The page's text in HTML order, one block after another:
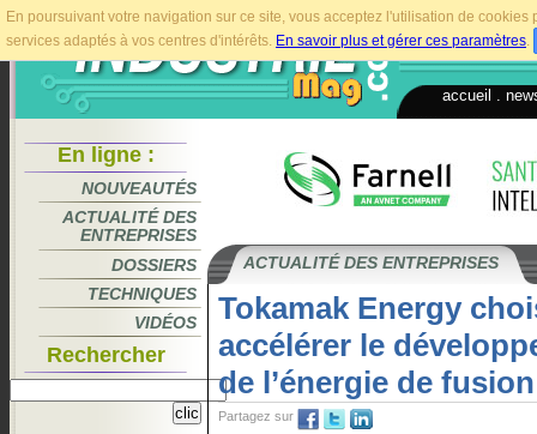
En poursuivant votre navigation sur ce site, vous acceptez l'utilisation de
services adaptés à vos centres d'intérêts. En savoir plus et gérer ces paramètres.
accueil
En ligne :
NOUVEAUTÉS
ACTUALITÉ DES
ENTREPRISES
DOSSIERS
TECHNIQUES
VIDÉOS
Rechercher
ACTUALITÉ DES ENTREPRISES
Tokamak Energy
accélérer le
de l’énergie de fusion
Partagez sur